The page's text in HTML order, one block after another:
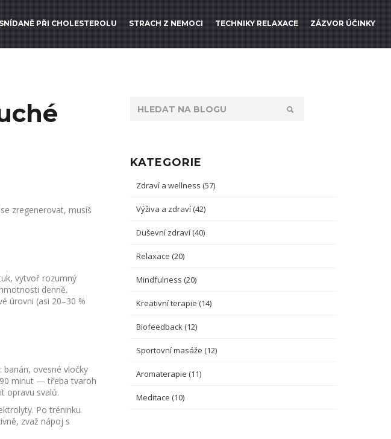
SNÍDANĚ PŘI CHOLESTEROLU STRACH Z NEMOCI TECHNIKY RELAXACE ZÁZVOR ÚČINKY
zregenerovat, musíš
vytvoř rozumný
denně.
úrovni (asi 20–30 %
ovesné vločky
minut — třeba tvaroh
opravu svalů.
Po tréninku
zvaž nápoj s
KATEGORIE
Zdraví a wellness (57)
Výživa a zdraví (42)
Duševní zdraví (40)
Relaxace (20)
Mindfulness (20)
Kreativní terapie (14)
Biofeedback (12)
Sportovní masáže (12)
Aromaterapie (11)
Meditace (10)